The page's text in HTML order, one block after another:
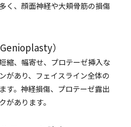
く、顔面神経や大頬骨筋の損傷
）
縮、幅寄せ、プロテーゼ挿入な
があり、フェイスライン全体の
す。神経損傷、プロテーゼ露出
があります。